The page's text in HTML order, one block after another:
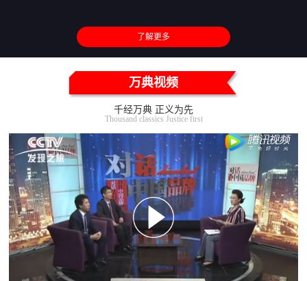
了解更多
万典视频
千经万典 正义为先
Thousand classics Justice first